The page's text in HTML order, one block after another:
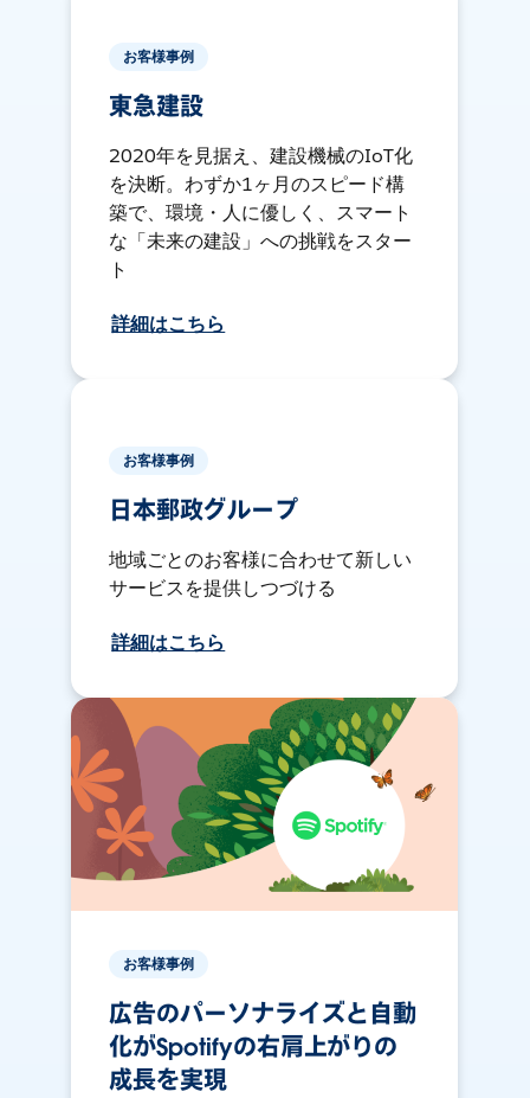
お客様事例
東急建設
2020年を見据え、建設機械のIoT化
を決断。わずか1ヶ月のスピード構
築で、環境・人に優しく、スマート
な「未来の建設」への挑戦をスター
ト
詳細はこちら
お客様事例
日本郵政グループ
地域ごとのお客様に合わせて新しい
サービスを提供しつづける
詳細はこちら
お客様事例
広告のパーソナライズと自動
化がSpotifyの右肩上がりの
成長を実現